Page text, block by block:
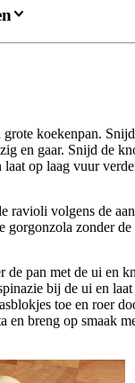
koekenpan.
en gaar. Snijd de
laat op laag vuur
ravioli volgens de
gorgonzola zonder
de pan met de ui en
bij de ui en
toe en roer
en breng op smaak